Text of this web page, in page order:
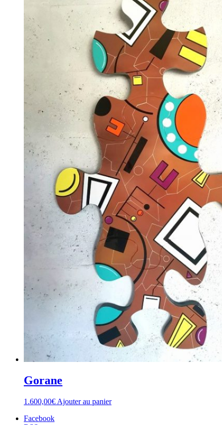
Gorane
1.600,00€ Ajouter au panier
Facebook